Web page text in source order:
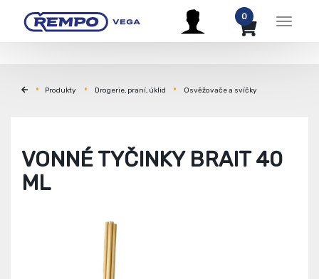
Menu
0
Produkty Drogerie, praní, úklid Osvěžovače a svíčky
VONNÉ TYČINKY BRAIT 40
ML